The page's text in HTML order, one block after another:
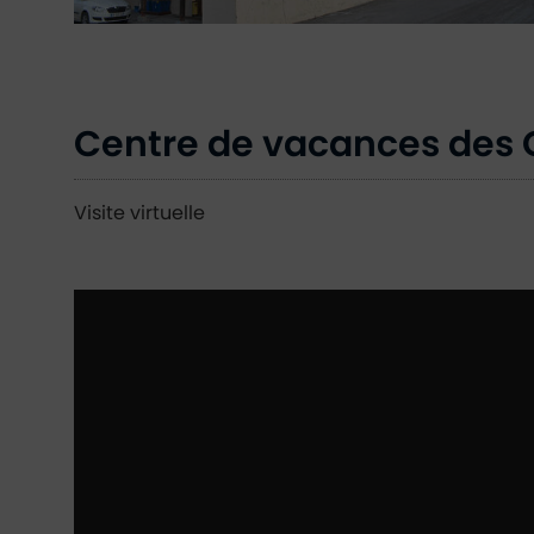
Centre de vacances des
Visite virtuelle